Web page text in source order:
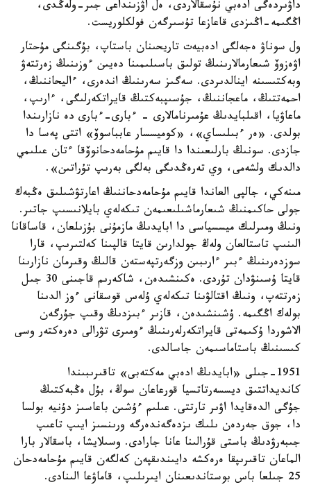
داۋىردەگى ادەبي نۇسقالاردى، ەل اۋزىنداعى جىر-ولەڭدى،
اڭگىمە-اڭىزدى قاعازعا تۇسىرگەن فولكلوريست.
ول سوناۋ ەجەلگى ادەبيەت تاريحىنان باستاپ، بۇگىنگى مۇحتار
اۋەزوۆ شىعارمالارىنىڭ تولىق باسىلىمىنا دەيىن ءوزىنىڭ زەرتتەۋ
وبەكتىسىنە اينالدىردى. سەگىز سەرىنىڭ اندەرى، ءاليحاننىڭ،
احمەتتىڭ، ماعجاننىڭ، جۇسىپبەكتىڭ قايراتكەرلىگى، ءارىپ،
ماعاۋيا، اقىلبايدىڭ عۇمىرنامالارى - ءبارى-ءبارى دە نازارىندا
بولدى. «ەر ءبىلىساي»، «كوميسسار عابباسوۆ» اتتى پەسا دا
جازدى. سونىڭ بارلىعىندا دا قايىم مۇحامەدحانوۆقا ءتان عىلىمي
دالدىك ولشەمى، وي تەرەڭدىگى بەلگى بەرىپ تۇراتىن».
مىنەكي، جالپى العاندا قايىم مۇحامەدحاننىڭ اعارتۋشىلىق ەڭبەك
جولى حاكىمنىڭ شىعارماشىلىعىمەن تىكەلەي بايلانىسىپ جاتىر.
ونىڭ ومىرلىك ميسسياسى دا ابايدىڭ مازمۇنى بۇزىلعان، قاساقانا
الىنىپ تاستالعان ولەڭ جولدارىن قايتا قالپىنا كەلتىرىپ، قارا
سوزدەرىنىڭ ءبىر ءارىبىن وزگەرتپەستەن قالىڭ وقىرمان نازارىنا
قايتا ۇسىنۋدان تۇردى. ەكىنشىدەن، شاكەرىم قاجىنى 30 جىل
زەرتتەپ، ونىڭ اقتالۋىنا تىكەلەي ۇلەس قوسقانى ءوز الدىنا
بولەك اڭگىمە. ۇشىنشىدەن، قازىر ءبىزدىڭ وقىپ جۇرگەن
الاشوردا ۇكىمەتى قايراتكەرلەرىنىڭ ءومىرى تۋرالى دەرەكتەر وسى
كىسىنىڭ باستاماسىمەن جاسالدى.
1951-جىلى «ابايدىڭ ادەبي مەكتەبى» تاقىرىبىندا
كانديداتتىق ديسسەرتاتسيا قورعاعان سوڭ، بۇل ەڭبەكتىڭ
جۇگى الدەقايدا اۋىر تارتتى. عىلىم ءۇشىن باعاسىز دۇنيە بولسا
دا، جوق جەردەن ىلىك ىزدەگەندەرگە ورىنسىز ايىپ تاعىپ
جىبەرۋدىڭ باستى قۇرالىنا عانا جارادى. وسىلايشا، باسقالار بارا
الماعان تاقىرىپقا ەرەكشە دايىندىقپەن كەلگەن قايىم مۇحامەدحان
25 جىلعا باس بوستاندىعىنان ايىرىلىپ، قاماۋعا الىنادى.